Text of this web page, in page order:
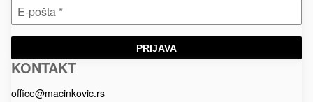
PRIJAVA
Macinkovic
Macinkovic
https://www.macinkovic.rs/wp-
KONTAKT
office@macinkovic.rs